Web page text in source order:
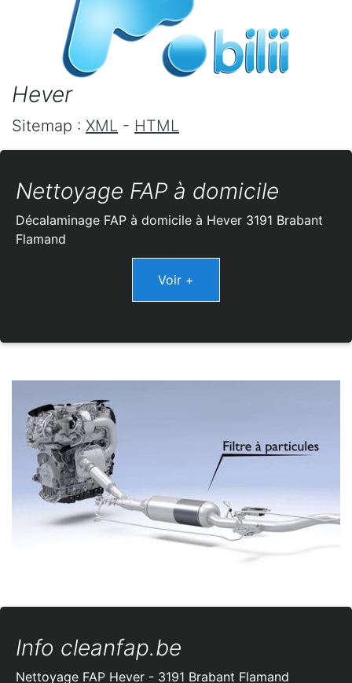
Hever
Sitemap : XML - HTML
Nettoyage FAP à domicile
Décalaminage FAP à domicile à Hever 3191 Brabant
Flamand
Voir +
Info cleanfap.be
Nettoyage FAP Hever - 3191 Brabant Flamand